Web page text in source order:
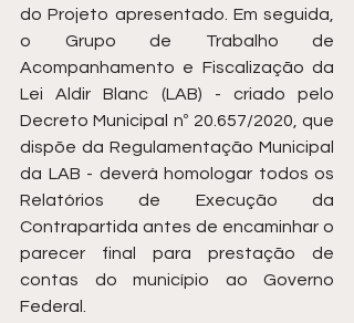
do Projeto apresentado. Em seguida,
o Grupo de Trabalho de
Acompanhamento e Fiscalização da
Lei Aldir Blanc (LAB) - criado pelo
Decreto Municipal nº 20.657/2020, que
dispõe da Regulamentação Municipal
da LAB - deverá homologar todos os
Relatórios de Execução da
Contrapartida antes de encaminhar o
parecer final para prestação de
contas do município ao Governo
Federal.